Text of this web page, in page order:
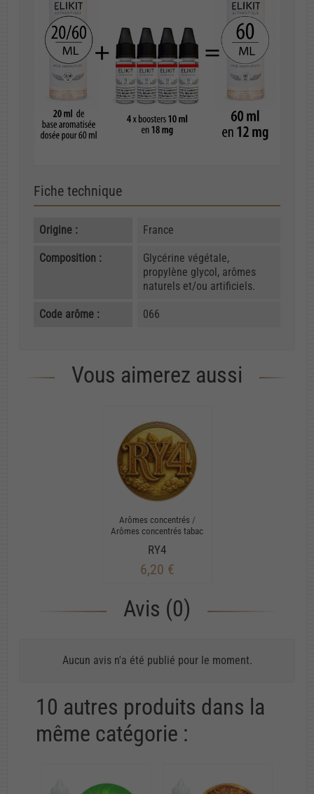
Fiche technique
Origine : France
Composition :
Glycérine végétale,
propylène glycol, arômes
naturels et/ou artificiels.
Code arôme : 066
Vous aimerez aussi
Arômes concentrés /
Arômes concentrés tabac
RY4
6,20 €
Avis (0)
Aucun avis n'a été publié pour le moment.
10 autres produits dans la
même catégorie :